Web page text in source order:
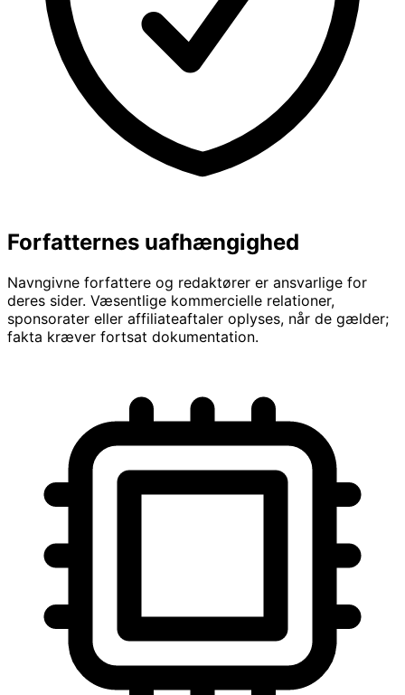
Forfatternes uafhængighed
Navngivne forfattere og redaktører er ansvarlige for
deres sider. Væsentlige kommercielle relationer,
sponsorater eller affiliateaftaler oplyses, når de gælder;
fakta kræver fortsat dokumentation.